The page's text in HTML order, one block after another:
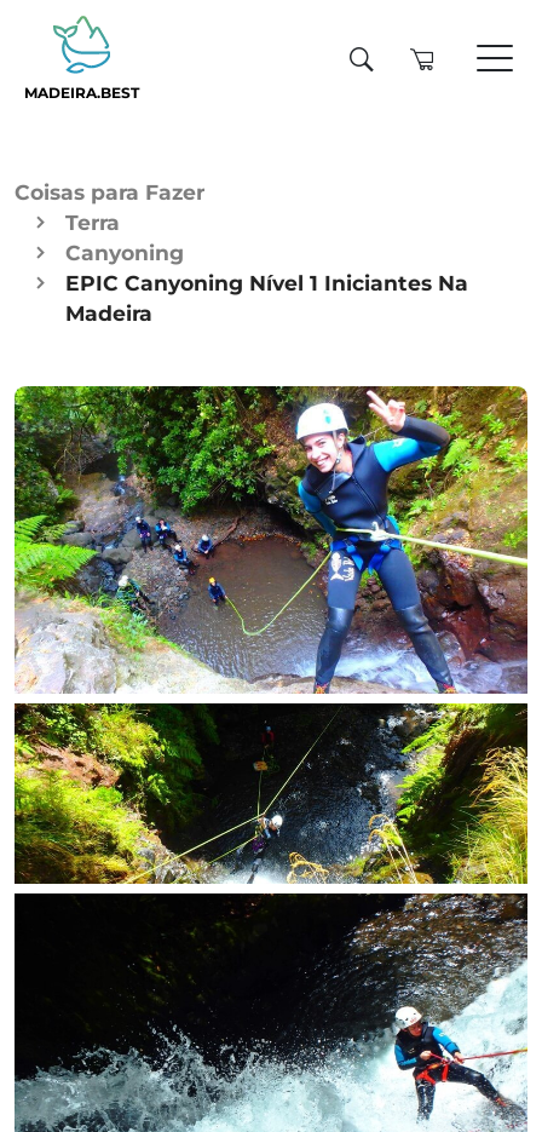
MADEIRA.BEST
Coisas para Fazer
Terra
Canyoning
EPIC Canyoning Nível 1 Iniciantes Na
Madeira